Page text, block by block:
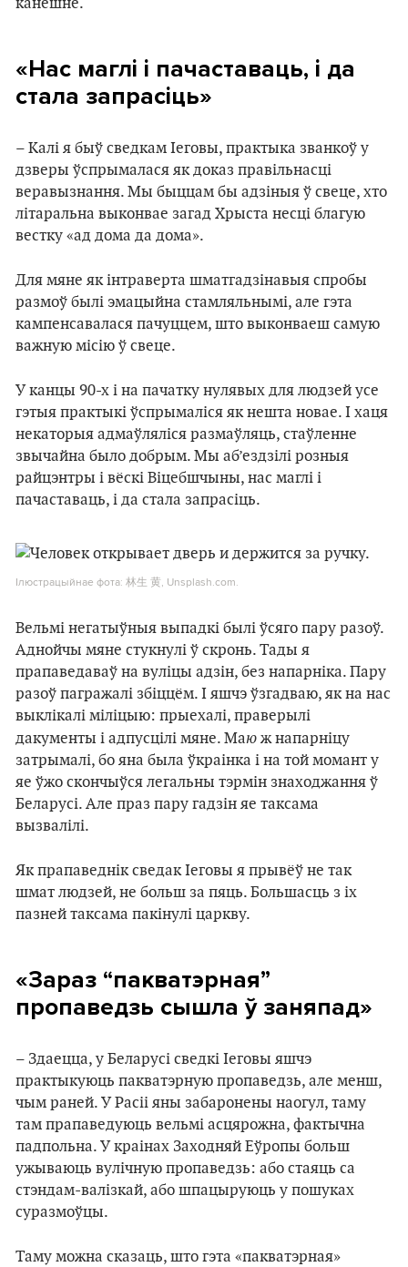
«Нас маглі і пачаставаць, і да
стала запрасіць»
– Калі я быў сведкам Іеговы, практыка званкоў у
дзверы ўспрымалася як доказ правільнасці
веравызнання. Мы быццам бы адзіныя ў свеце, хто
літаральна выконвае загад Хрыста несці благую
вестку «ад дома да дома».
Для мяне як інтраверта шматгадзінавыя спробы
размоў былі эмацыйна стамляльнымі, але гэта
кампенсавалася пачуццем, што выконваеш самую
важную місію ў свеце.
У канцы 90-х і на пачатку нулявых для людзей усе
гэтыя практыкі ўспрымаліся як нешта новае. І хаця
некаторыя адмаўляліся размаўляць, стаўленне
звычайна было добрым. Мы аб’ездзілі розныя
райцэнтры і вёскі Віцебшчыны, нас маглі і
пачаставаць, і да стала запрасіць.
Ілюстрацыйнае фота: 林生 黄, Unsplash.com.
Вельмі негатыўныя выпадкі былі ўсяго пару разоў.
Аднойчы мяне стукнулі ў скронь. Тады я
прапаведаваў на вуліцы адзін, без напарніка. Пару
разоў пагражалі збіццём. І яшчэ ўзгадваю, як на нас
выклікалі міліцыю: прыехалі, праверылі
дакументы і адпусцілі мяне. Маю ж напарніцу
затрымалі, бо яна была ўкраінка і на той момант у
яе ўжо скончыўся легальны тэрмін знаходжання ў
Беларусі. Але праз пару гадзін яе таксама
вызвалілі.
Як прапаведнік сведак Іеговы я прывёў не так
шмат людзей, не больш за пяць. Большасць з іх
пазней таксама пакінулі царкву.
«Зараз “пакватэрная”
пропаведзь сышла ў заняпад»
– Здаецца, у Беларусі сведкі Іеговы яшчэ
практыкуюць пакватэрную пропаведзь, але менш,
чым раней. У Расіі яны забаронены наогул, таму
там прапаведуюць вельмі асцярожна, фактычна
падпольна. У краінах Заходняй Еўропы больш
ужываюць вулічную пропаведзь: або стаяць са
стэндам-валізкай, або шпацыруюць у пошуках
суразмоўцы.
Таму можна сказаць, што гэта «пакватэрная»